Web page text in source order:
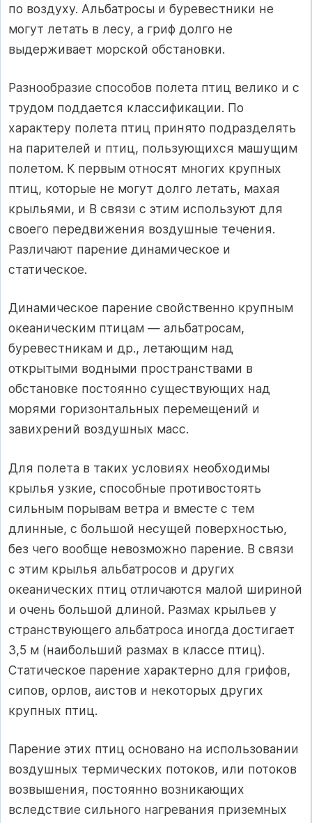
по воздуху. Альбатросы и буревестники не
могут летать в лесу, а гриф долго не
выдерживает морской обстановки.
Разнообразие способов полета птиц велико и с
трудом поддается классификации. По
характеру полета птиц принято подразделять
на парителей и птиц, пользующихся машущим
полетом. К первым относят многих крупных
птиц, которые не могут долго летать, махая
крыльями, и В связи с этим используют для
своего передвижения воздушные течения.
Различают парение динамическое и
статическое.
Динамическое парение свойственно крупным
океаническим птицам — альбатросам,
буревестникам и др., летающим над
открытыми водными пространствами в
обстановке постоянно существующих над
морями горизонтальных перемещений и
завихрений воздушных масс.
Для полета в таких условиях необходимы
крылья узкие, способные противостоять
сильным порывам ветра и вместе с тем
длинные, с большой несущей поверхностью,
без чего вообще невозможно парение. В связи
с этим крылья альбатросов и других
океанических птиц отличаются малой шириной
и очень большой длиной. Размах крыльев у
странствующего альбатроса иногда достигает
3,5 м (наибольший размах в классе птиц).
Статическое парение характерно для грифов,
сипов, орлов, аистов и некоторых других
крупных птиц.
Парение этих птиц основано на использовании
воздушных термических потоков, или потоков
возвышения, постоянно возникающих
вследствие сильного нагревания приземных